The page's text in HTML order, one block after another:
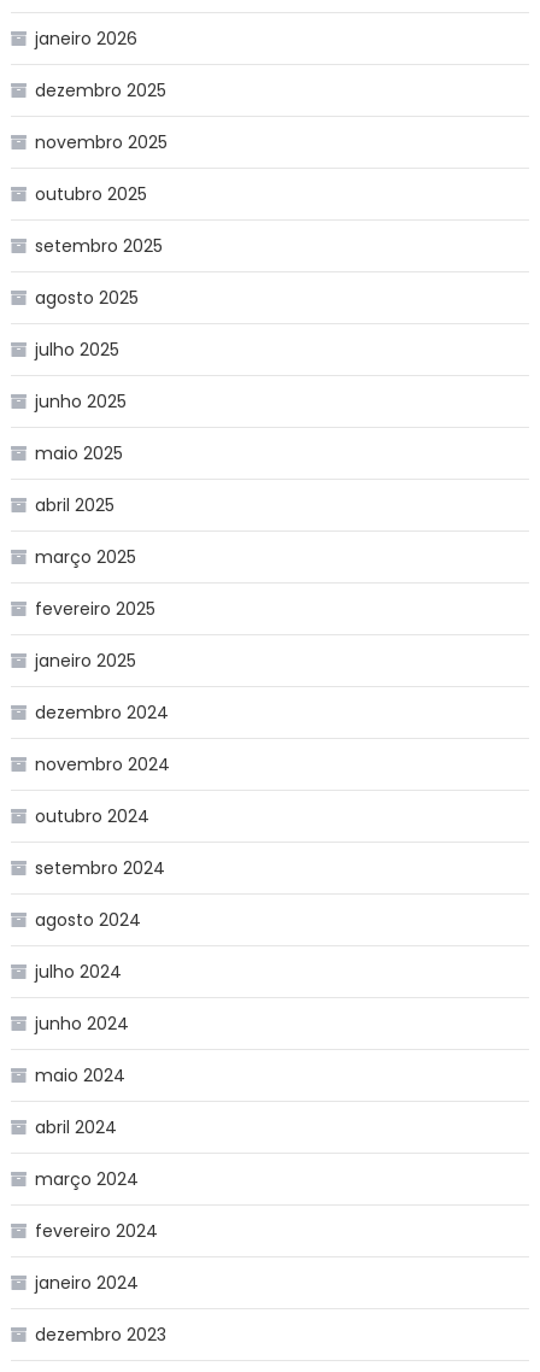
janeiro 2026
dezembro 2025
novembro 2025
outubro 2025
setembro 2025
agosto 2025
julho 2025
junho 2025
maio 2025
abril 2025
março 2025
fevereiro 2025
janeiro 2025
dezembro 2024
novembro 2024
outubro 2024
setembro 2024
agosto 2024
julho 2024
junho 2024
maio 2024
abril 2024
março 2024
fevereiro 2024
janeiro 2024
dezembro 2023